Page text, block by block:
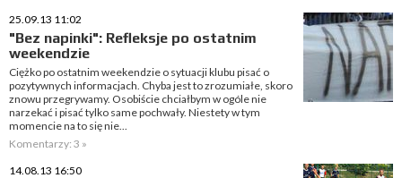
25.09.13 11:02
"Bez napinki": Refleksje po ostatnim
weekendzie
Ciężko po ostatnim weekendzie o sytuacji klubu pisać o
pozytywnych informacjach. Chyba jest to zrozumiałe, skoro
znowu przegrywamy. Osobiście chciałbym w ogóle nie
narzekać i pisać tylko same pochwały. Niestety w tym
momencie na to się nie...
Komentarzy: 3 »
14.08.13 16:50